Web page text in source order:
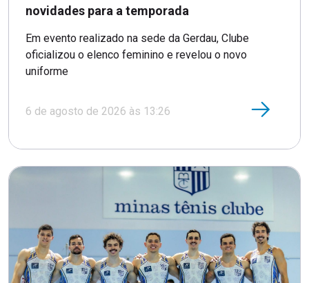
novidades para a temporada
Em evento realizado na sede da Gerdau, Clube
oficializou o elenco feminino e revelou o novo
uniforme
6 de agosto de 2026 às 13:26